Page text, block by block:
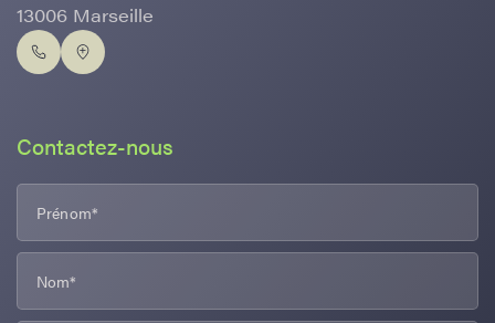
13006 Marseille
Contactez-nous